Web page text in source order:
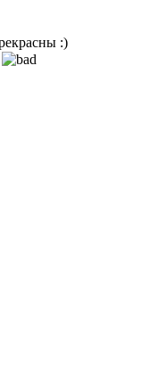
:)